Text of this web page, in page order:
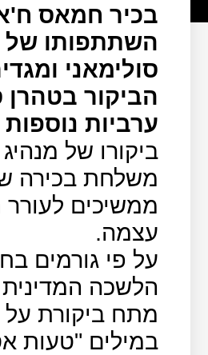
בכיר חמאס
השתתפותו של
סולימאני
הביקור
ערביות
ביקורו של
משלחת בכירה
ממשיכים
עצמה.
על פי גורמים
הלשכה
מתח ביקורת על
במילים "טעות